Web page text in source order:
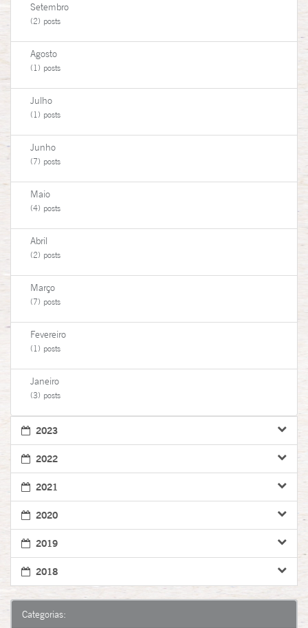
Setembro
(2) posts
Agosto
(1) posts
Julho
(1) posts
Junho
(7) posts
Maio
(4) posts
Abril
(2) posts
Março
(7) posts
Fevereiro
(1) posts
Janeiro
(3) posts
2023
2022
2021
2020
2019
2018
Categorias: